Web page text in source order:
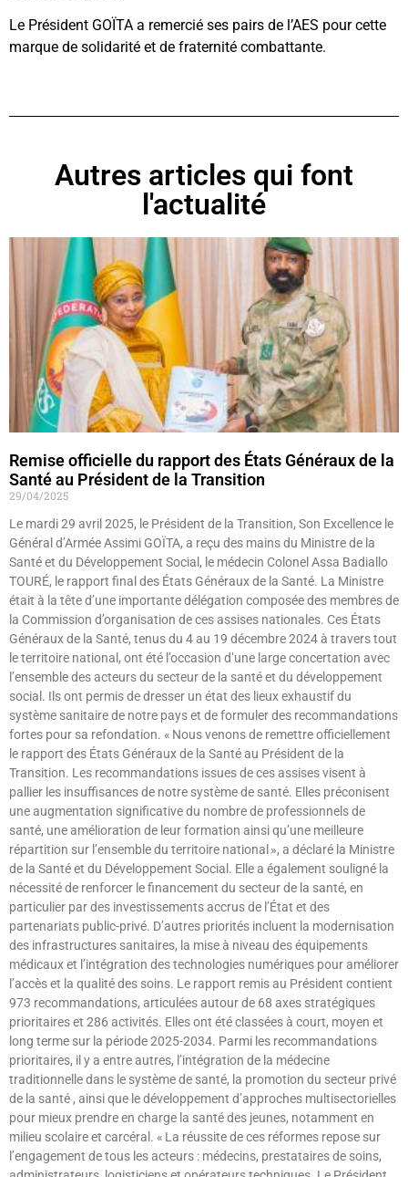
Le Président GOÏTA a remercié ses pairs de l’AES pour cette
marque de solidarité et de fraternité combattante.
Autres articles qui font
l'actualité
Remise officielle du rapport des États Généraux de la
Santé au Président de la Transition
29/04/2025
Le mardi 29 avril 2025, le Président de la Transition, Son Excellence le
Général d’Armée Assimi GOÏTA, a reçu des mains du Ministre de la
Santé et du Développement Social, le médecin Colonel Assa Badiallo
TOURÉ, le rapport final des États Généraux de la Santé. La Ministre
était à la tête d’une importante délégation composée des membres de
la Commission d’organisation de ces assises nationales. Ces États
Généraux de la Santé, tenus du 4 au 19 décembre 2024 à travers tout
le territoire national, ont été l’occasion d’une large concertation avec
l’ensemble des acteurs du secteur de la santé et du développement
social. Ils ont permis de dresser un état des lieux exhaustif du
système sanitaire de notre pays et de formuler des recommandations
fortes pour sa refondation. « Nous venons de remettre officiellement
le rapport des États Généraux de la Santé au Président de la
Transition. Les recommandations issues de ces assises visent à
pallier les insuffisances de notre système de santé. Elles préconisent
une augmentation significative du nombre de professionnels de
santé, une amélioration de leur formation ainsi qu’une meilleure
répartition sur l’ensemble du territoire national », a déclaré la Ministre
de la Santé et du Développement Social. Elle a également souligné la
nécessité de renforcer le financement du secteur de la santé, en
particulier par des investissements accrus de l’État et des
partenariats public-privé. D’autres priorités incluent la modernisation
des infrastructures sanitaires, la mise à niveau des équipements
médicaux et l’intégration des technologies numériques pour améliorer
l’accès et la qualité des soins. Le rapport remis au Président contient
973 recommandations, articulées autour de 68 axes stratégiques
prioritaires et 286 activités. Elles ont été classées à court, moyen et
long terme sur la période 2025-2034. Parmi les recommandations
prioritaires, il y a entre autres, l’intégration de la médecine
traditionnelle dans le système de santé, la promotion du secteur privé
de la santé , ainsi que le développement d’approches multisectorielles
pour mieux prendre en charge la santé des jeunes, notamment en
milieu scolaire et carcéral. « La réussite de ces réformes repose sur
l’engagement de tous les acteurs : médecins, prestataires de soins,